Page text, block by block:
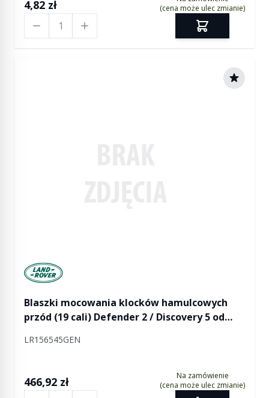
4,82 zł
(cena może ulec zmianie)
Manufactured by Land rover
Blaszki mocowania klocków hamulcowych
przód (19 cali) Defender 2 / Discovery 5 od
(VIN:JA000001) / RR Sport od 2014 od 2018
LR156545GEN
466,92 zł
Na zamówienie
(cena może ulec zmianie)